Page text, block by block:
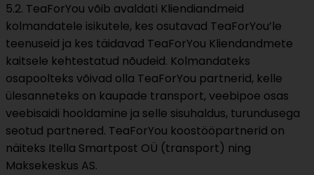
5.2. TeaForYou võib avaldati Kliendiandmeid
kolmandatele isikutele, kes osutavad TeaForYou’le
teenuseid ja kes täidavad TeaForYou Kliendandmete
kaitsele kehtestatud nõudeid. Kolmandateks
osapoolteks võivad olla TeaForYou partnerid, kelle
ülesanneteks on kaupade transport, veebipoe osas
veebisaidi hooldamine ja selle sisuhaldus, turundusega
seotud partnered. TeaForYou koostööpartnerid on
näiteks Itella Smartpost OÜ (transport) ning
Maksekeskus AS.